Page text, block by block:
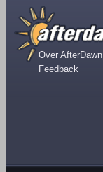
Over AfterDawn
Feedback